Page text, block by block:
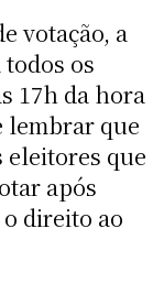
votação, a
os
17h da hora
que
eleitores que
após
direito ao